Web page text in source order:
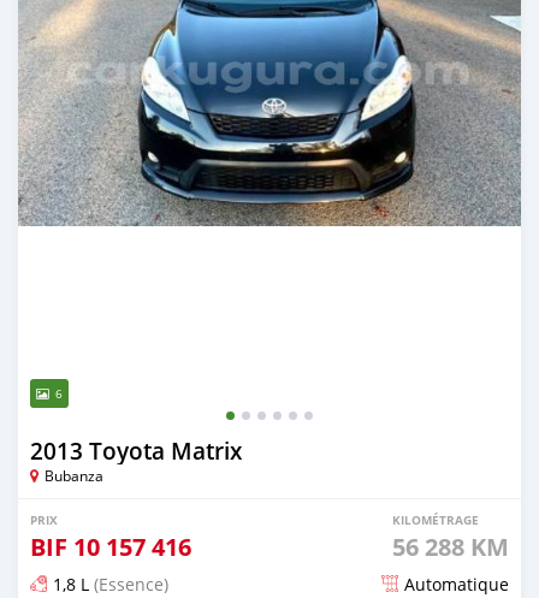
6
2013 Toyota Matrix
Bubanza
PRIX
BIF 10 157 416
KILOMÉTRAGE
56 288 KM
1,8 L (Essence) Automatique